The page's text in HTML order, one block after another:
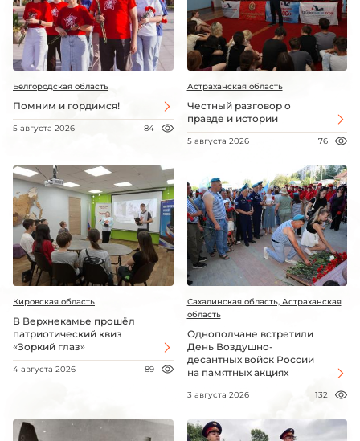
Белгородская область
Помним и гордимся!
5 августа 2026 84
Астраханская область
Честный разговор о
правде и истории
5 августа 2026 76
Кировская область
В Верхнекамье прошёл
патриотический квиз
«Зоркий глаз»
4 августа 2026 89
Сахалинская область, Астраханская
область
Однополчане встретили
День Воздушно-
десантных войск России
на памятных акциях
3 августа 2026 132